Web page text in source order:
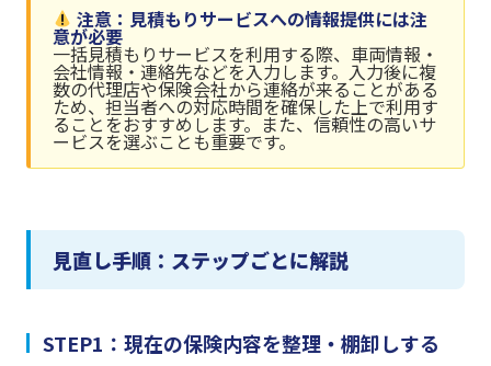
注意：見積もりサービスへの情報提供には注
意が必要
一括見積もりサービスを利用する際、車両情報・
会社情報・連絡先などを入力します。入力後に複
数の代理店や保険会社から連絡が来ることがある
ため、担当者への対応時間を確保した上で利用す
ることをおすすめします。また、信頼性の高いサ
ービスを選ぶことも重要です。
見直し手順：ステップごとに解説
STEP1：現在の保険内容を整理・棚卸しする